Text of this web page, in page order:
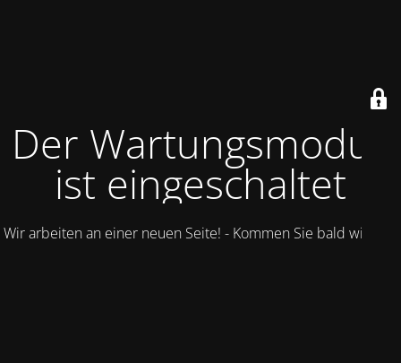
Der Wartungsmodus
ist eingeschaltet
Wir arbeiten an einer neuen Seite! - Kommen Sie bald wieder.